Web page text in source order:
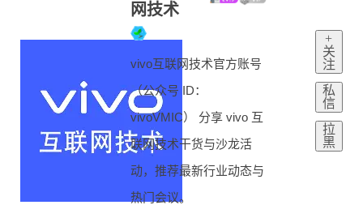
网技术
vivo互联网技术官方账号
（公众号 ID：
vivoVMIC） 分享 vivo 互
联网技术干货与沙龙活
动，推荐最新行业动态与
热门会议。
+
关
注
私
信
拉
黑